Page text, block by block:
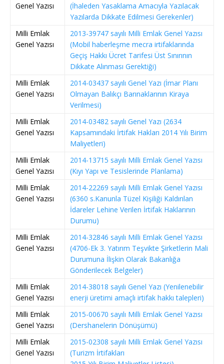
Genel Yazısı
(İhaleden Yasaklama Amacıyla Yazılacak
Yazılarda Dikkate Edilmesi Gerekenler)
Milli Emlak
Genel Yazısı
2013-39747 sayılı Milli Emlak Genel Yazısı
(Mobil haberleşme mecra irtifaklarında
Geçiş Hakkı Ücret Tarifesi Üst Sınırının
Dikkate Alınması Gerektiği)
Milli Emlak
Genel Yazısı
2014-03437 sayılı Genel Yazı (İmar Planı
Olmayan Balıkçı Barınaklarının Kiraya
Verilmesi)
Milli Emlak
Genel Yazısı
2014-03482 sayılı Genel Yazı (2634
Kapsamındaki İrtifak Hakları 2014 Yılı Birim
Maliyetleri)
Milli Emlak
Genel Yazısı
2014-13715 sayılı Milli Emlak Genel Yazısı
(Kıyı Yapı ve Tesislerinde Planlama)
Milli Emlak
Genel Yazısı
2014-22269 sayılı Milli Emlak Genel Yazısı
(6360 s.Kanunla Tüzel Kişiliği Kaldırılan
İdareler Lehine Verilen İrtifak Haklarının
Durumu)
Milli Emlak
Genel Yazısı
2014-32846 sayılı Milli Emlak Genel Yazısı
(4706-Ek 3. Yatırım Teşvikte Şirketlerin Mali
Durumuna İlişkin Olarak Bakanlığa
Gönderilecek Belgeler)
Milli Emlak
Genel Yazısı
2014-38018 sayılı Genel Yazı (Yenilenebilir
enerji üretimi amaçlı irtifak hakkı talepleri)
Milli Emlak
Genel Yazısı
2015-00670 sayılı Milli Emlak Genel Yazısı
(Dershanelerin Dönüşümü)
Milli Emlak
Genel Yazısı
2015-02308 sayılı Milli Emlak Genel Yazısı
(Turizm İrtifakları